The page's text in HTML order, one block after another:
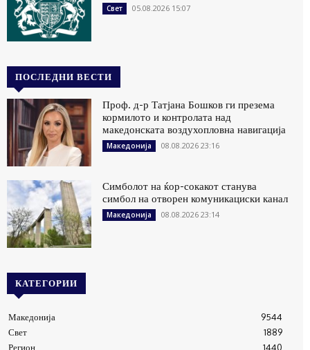
Свет 05.08.2026 15:07
ПОСЛЕДНИ ВЕСТИ
Проф. д-р Татјана Бошков ги презема
кормилото и контролата над
македонската воздухопловна навигација
Македонија 08.08.2026 23:16
Симболот на ќор-сокакот станува
симбол на отворен комуникациски канал
Македонија 08.08.2026 23:14
КАТЕГОРИИ
Македонија
9544
Свет
1889
Регион
1440